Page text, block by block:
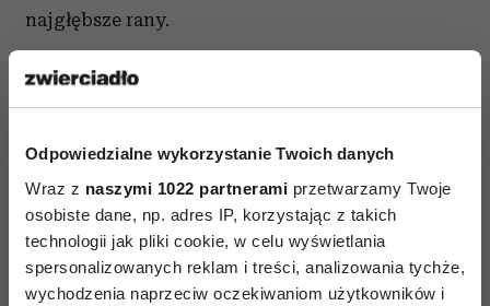
Odpowiedzialne wykorzystanie Twoich danych
Wraz z naszymi 1022 partnerami przetwarzamy Twoje
osobiste dane, np. adres IP, korzystając z takich
technologii jak pliki cookie, w celu wyświetlania
spersonalizowanych reklam i treści, analizowania tychże,
wychodzenia naprzeciw oczekiwaniom użytkowników i
najgłębsze rany.